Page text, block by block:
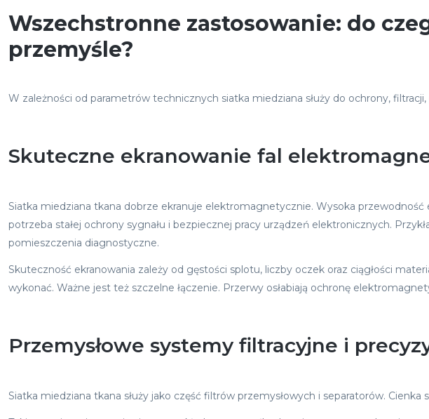
Wszechstronne zastosowanie: do
przemyśle?
W zależności od parametrów technicznych siatka miedziana służy do ochrony,
Skuteczne ekranowanie fal
Siatka miedziana tkana dobrze ekranuje elektromagnetycznie. Wysoka
potrzeba stałej ochrony sygnału i bezpiecznej pracy urządzeń elektronicznych.
pomieszczenia diagnostyczne.
Skuteczność ekranowania zależy od gęstości splotu, liczby oczek oraz ciągłości
wykonać. Ważne jest też szczelne łączenie. Przerwy osłabiają ochronę
Przemysłowe systemy filtracyjne i
Siatka miedziana tkana służy jako część filtrów przemysłowych i separatorów.